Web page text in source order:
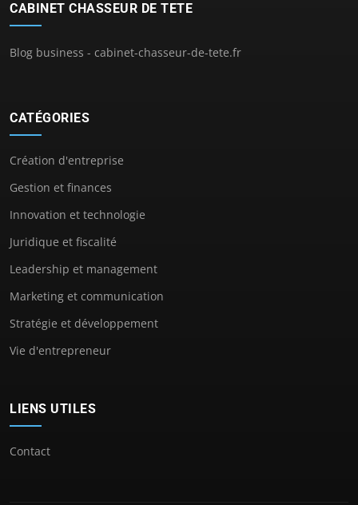
CABINET CHASSEUR DE TETE
Blog business - cabinet-chasseur-de-tete.fr
CATÉGORIES
Création d'entreprise
Gestion et finances
Innovation et technologie
Juridique et fiscalité
Leadership et management
Marketing et communication
Stratégie et développement
Vie d'entrepreneur
LIENS UTILES
Contact